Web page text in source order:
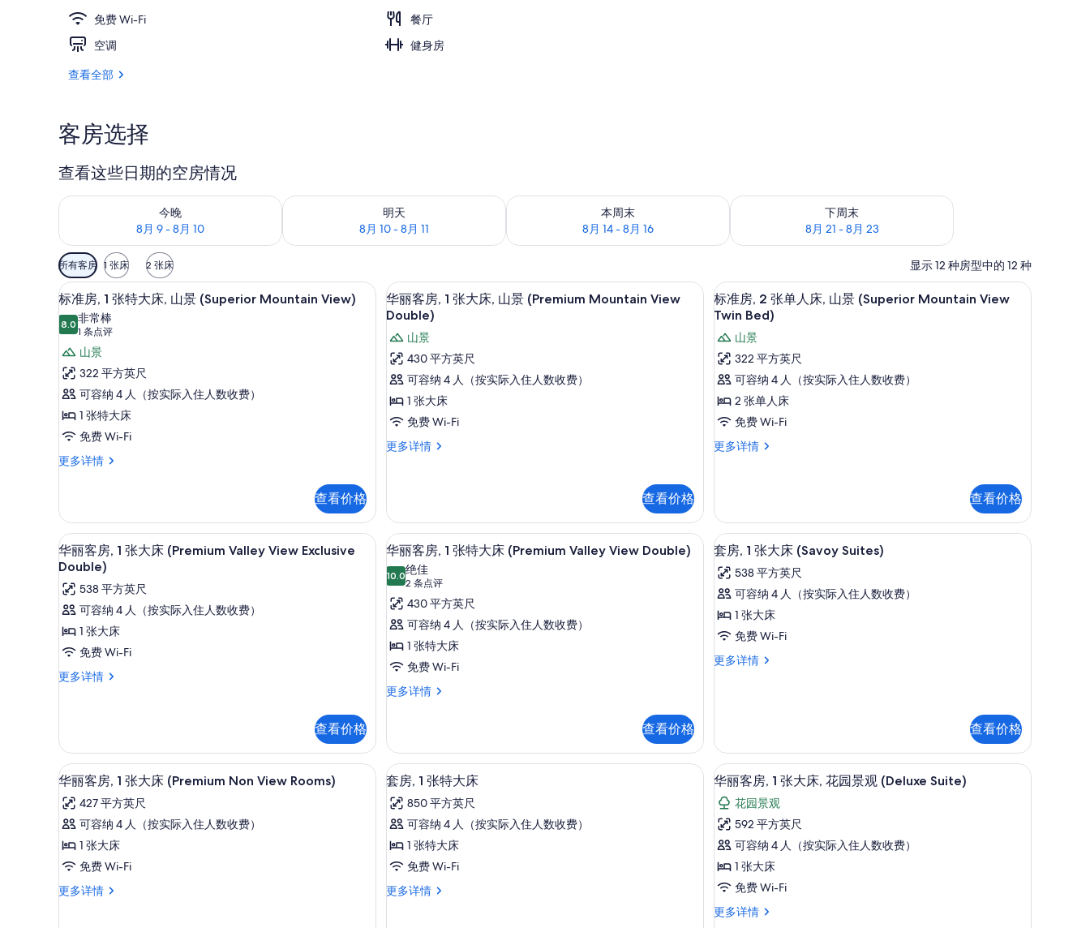
免费 Wi-Fi
餐厅
空调
健身房
查看全部
客房选择
查看这些日期的空房情况
今晚
8月 9 - 8月 10
查看今晚的空房情况：8月 9 - 8月 10
明天
8月 10 - 8月 11
查看明天的空房情况：8月 10 - 8月 11
本周末
8月 14 - 8月 16
查看本周末的空房情况：8月 14 - 8月 16
下周末
8月 21 - 8月 23
查看下周末的空房情况：8月 21 - 8月 23
可
用
的
客
房
筛
选
条
件
所有客房 1 张床 2 张床 显示 12 种房型中的 12 种
显
示
标
准
房,
1
张
特
大
景
(Superior
Mountain
View)
的
所
有
照
片
标准房, 1 张特大床, 山景 (Superior Mountain View) | 高档床上用品、迷你吧、客房内保险箱、笔记本电脑工作区
6
标准房, 1 张特大床, 山景 (Superior Mountain View)
8.08.0 分，满分 10 分
非常棒
1 条点评
(1
条
点
评)
山景
322 平方英尺
可容纳 4 人（按实际入住人数收费）
1 张特大床
免费 Wi-Fi
更多详情
标
张
特
大
床,
景
(Superior
Mountain
View)
更
信
查看价格
显
示
华
丽
客
房,
1
大
景
(Premium
Mountain
View
Double)
的
所
有
片
高档床上用品、迷你吧、客房内保险箱、笔记本电脑工作区
6
华丽客房, 1 张大床, 山景 (Premium Mountain View
Double)
山景
430 平方英尺
可容纳 4 人（按实际入住人数收费）
1 张大床
免费 Wi-Fi
更多详情
华
张
大
床,
景
(Premium
Mountain
View
Double)
更
多
息
查看价格
显
示
标
准
房,
2
张
人
景
(Superior
Mountain
View
Twin
Bed)
的
所
标准房, 2 张单人床, 山景 (Superior
5
标准房, 2 张单人床, 山景 (Superior Mountain View
Twin Bed)
山景
322 平方英尺
可容纳 4 人（按实际入住人数收费）
2 张单人床
免费 Wi-Fi
更多详情
标
单
人
床,
景
(Superior
Mountain
View
Twin
更
查看价格
显
示
华
丽
客
房,
1
张
(Premium
Valley
View
Exclusive
Double)
的
所
有
华丽客房, 1 张大床 (Premium Valley View Exclusive Double) | 浴室 | 淋浴设施、吹风机、毛巾、肥皂
5
华丽客房, 1 张大床 (Premium Valley View Exclusive
Double)
538 平方英尺
可容纳 4 人（按实际入住人数收费）
1 张大床
免费 Wi-Fi
更多详情
华
张
大
床
Valley
View
Exclusive
Double)
更
信
查看价格
显
示
华
丽
客
房,
1
张
床
(Premium
Valley
View
Double)
的
所
有
高档床上用品、迷你吧、客房内保险箱、笔记本电脑工作区
6
华丽客房, 1 张特大床 (Premium Valley View Double)
10.010.0 分，满分 10 分
绝佳
2 条点评
(2
条
点
评)
430 平方英尺
可容纳 4 人（按实际入住人数收费）
1 张特大床
免费 Wi-Fi
更多详情
华
1
张
特
床
(Premium
View
Double)
多
查看价格
显
示
套
房,
1
张
大
的
所
有
照
片
套房, 1 张大床 (Savoy Suites) | 高档床上用品
6
套房, 1 张大床 (Savoy Suites)
538 平方英尺
可容纳 4 人（按实际入住人数收费）
1 张大床
免费 Wi-Fi
更多详情
套
(Savoy
Suites)
更
多
信
息
查看价格
显
示
华
丽
客
1
华丽客房, 1 张大床 (Premium Non View Rooms) | 高档床上用品、迷你吧、客房内保险箱、笔记本电脑工作区
4
华丽客房, 1 张大床 (Premium Non View Rooms)
427 平方英尺
可容纳 4 人（按实际入住人数收费）
1 张大床
免费 Wi-Fi
更多详情
华
显
示
套
房,
1
张
特
套房, 1 张特大床 | 高档床上用品、迷你吧、客房内保险箱、笔记本电脑工作区
6
套房, 1 张特大床
850 平方英尺
可容纳 4 人（按实际入住人数收费）
1 张特大床
免费 Wi-Fi
更多详情
套
显
示
华
丽
客
房,
张
华丽客房, 1 张大床, 花园景观 (Deluxe Suite)
4
华丽客房, 1 张大床, 花园景观 (Deluxe Suite)
花园景观
592 平方英尺
可容纳 4 人（按实际入住人数收费）
1 张大床
免费 Wi-Fi
更多详情
华